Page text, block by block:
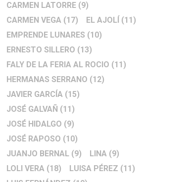
CARMEN LATORRE (9)
CARMEN VEGA (17) EL AJOLÍ (11)
EMPRENDE LUNARES (10)
ERNESTO SILLERO (13)
FALY DE LA FERIA AL ROCIO (11)
HERMANAS SERRANO (12)
JAVIER GARCÍA (15)
JOSÉ GALVAÑ (11)
JOSÉ HIDALGO (9)
JOSÉ RAPOSO (10)
JUANJO BERNAL (9) LINA (9)
LOLI VERA (18) LUISA PÉREZ (11)